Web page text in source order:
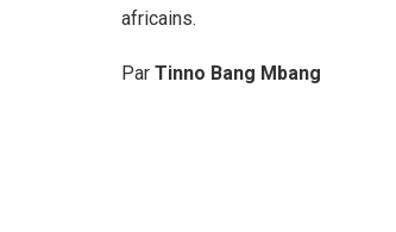
africains.
Par Tinno Bang Mbang